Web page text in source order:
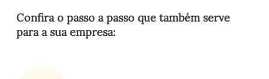
Confira o passo a passo que também serve
para a sua empresa: